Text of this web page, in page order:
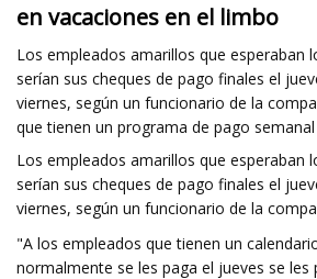
en vacaciones en el limbo
Los empleados amarillos que esperaban
serían sus cheques de pago finales el
viernes, según un funcionario de la
que tienen un programa de pago
Los empleados amarillos que esperaban
serían sus cheques de pago finales el
viernes, según un funcionario de la
"A los empleados que tienen un
normalmente se les paga el jueves se les